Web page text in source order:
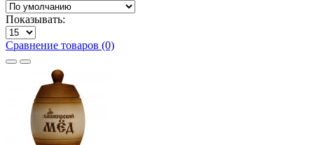
Показывать:
Сравнение товаров (0)